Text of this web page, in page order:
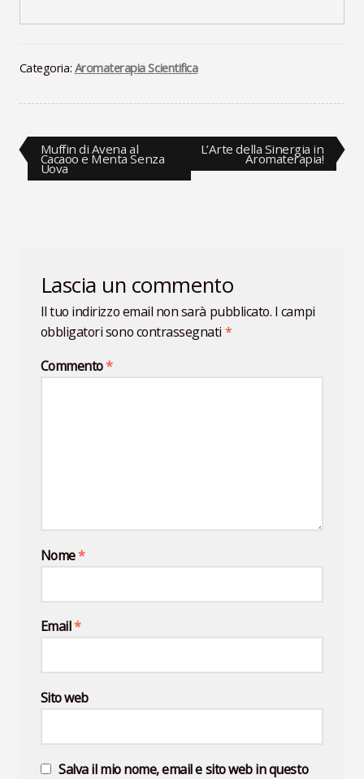
Categoria: Aromaterapia Scientifica
Navigazione
articoli
Articolo
precedente:
Muffin di Avena al
Cacaoo e Menta Senza
Uova
Articolo
successivo:
L’Arte della Sinergia in
Aromaterapia!
Lascia un commento
Il tuo indirizzo email non sarà pubblicato. I campi
obbligatori sono contrassegnati *
Commento*
Nome*
Email*
Sito web
Salva il mio nome, email e sito web in questo